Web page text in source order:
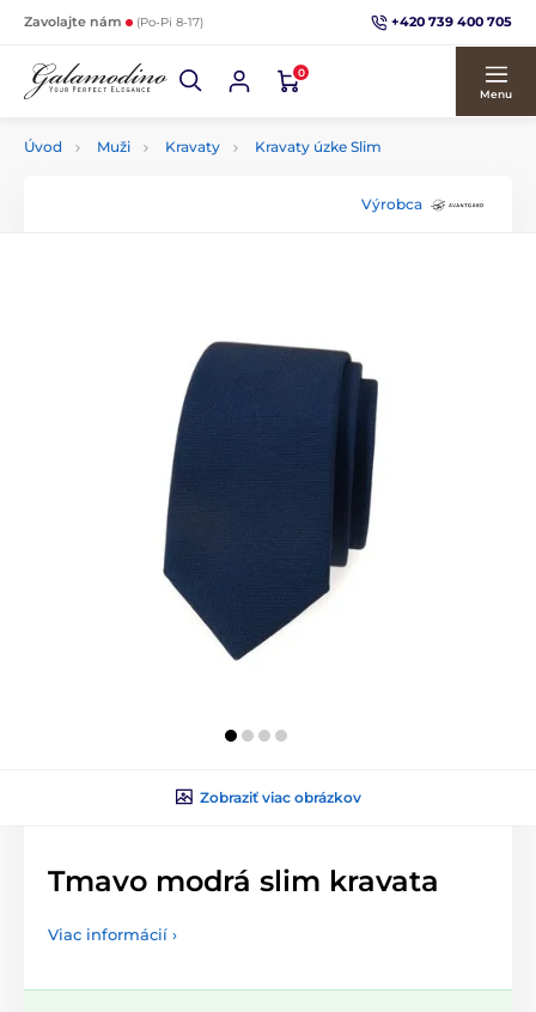
Zavolajte nám (Po-Pi 8-17) +420 739 400 705
0
Menu
Úvod Muži Kravaty Kravaty úzke Slim
Výrobca
Zobraziť viac obrázkov
Tmavo modrá slim kravata
Viac informácií ›